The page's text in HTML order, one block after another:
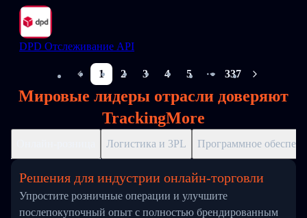
DPD Отслеживание API
1 2 3 4 5
More pages
337
Мировые лидеры отрасли доверяют
TrackingMore
Логистика и 3PL Программное
Решения для индустрии онлайн-торговли
Упростите розничные операции и улучшите
послепокупочный опыт с полностью брендированным